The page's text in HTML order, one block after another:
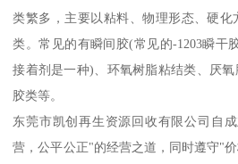
类繁多，主要以粘料、物理形态、硬
类。常见的有瞬间胶(常见的-1203瞬干
接着剂是一种)、环氧树脂粘结类、厌
胶类等。
东莞市凯创再生资源回收有限公司自
营，公平公正"的经营之道，同时遵守"